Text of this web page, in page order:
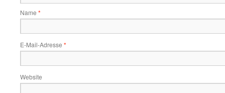
Name *
E-Mail-Adresse *
Website